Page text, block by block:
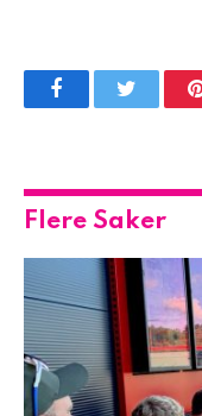
FacebookTwitter
Flere Saker